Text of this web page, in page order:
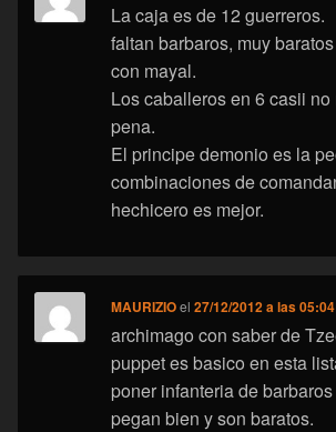
La caja es de 12 guerreros.
faltan barbaros, muy
con mayal.
Los caballeros en 6 casii
pena.
El principe demonio es la
combinaciones de
hechicero es mejor.
MAURIZIOel27/12/2012 a las 05:04
archimago con saber de
puppet es basico en esta
poner infanteria de
pegan bien y son baratos.